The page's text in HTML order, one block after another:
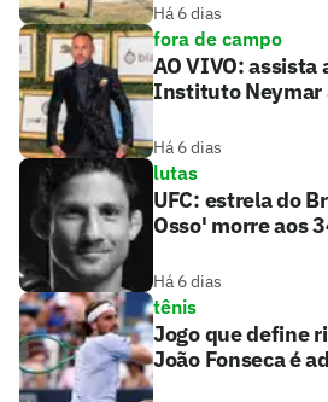
Há 6 dias
fora de campo
AO VIVO: assista
Instituto Neymar
Há 6 dias
lutas
UFC: estrela do
Osso' morre aos
Há 6 dias
tênis
Jogo que define
João Fonseca é